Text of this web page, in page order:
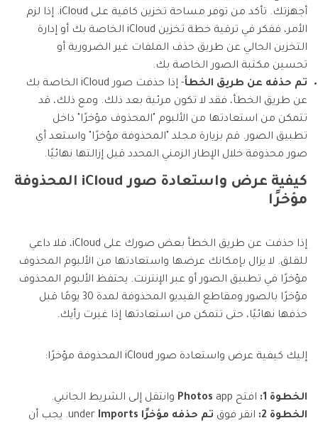
أجهزتك. تأكد من توفر مساحة تخزين كافية على iCloud. إذا لزم
الأمر، ففكر في ترقية خطة تخزين iCloud الخاصة بك أو إدارة
التخزين الحالي عن طريق حذف الملفات غير الضرورية أو
تحسين مكتبة الصور الخاصة بك.
تم حذفه عن طريق الخطأ
- إذا حذفت صور iCloud الخاصة بك
عن طريق الخطأ، فقد لا تكون مرئية بعد ذلك. ومع ذلك، قد
تتمكن من استعادتها من الألبوم "المحذوف مؤخرًا" داخل
تطبيق الصور. قم بزيارة مجلد "المحذوفة مؤخرًا" واستعد أي
صور محذوفة خلال الإطار الزمني المحدد قبل إزالتها نهائيًا.
كيفية عرض واستعادة صور iCloud المحذوفة
مؤخرًا
إذا حذفت عن طريق الخطأ بعض صورك على iCloud، فلا داعي
للقلق. لا يزال بإمكانك عرضها واستعادتها من الألبوم المحذوف
مؤخرًا في تطبيق الصور أو عبر الإنترنت. يحتفظ الألبوم المحذوف
مؤخرًا بالصور ومقاطع الفيديو المحذوفة لمدة 30 يومًا قبل
حذفها نهائيًا، حتى تتمكن من استعادتها إذا غيرت رأيك.
إليك كيفية عرض واستعادة صور iCloud المحذوفة مؤخرًا:
الخطوة 1: افتح Photos app وانتقل إلى الشريط الجانبي.
الخطوة 2:
انقر فوق تم حذفه مؤخرًا under Imports
. يجب أن